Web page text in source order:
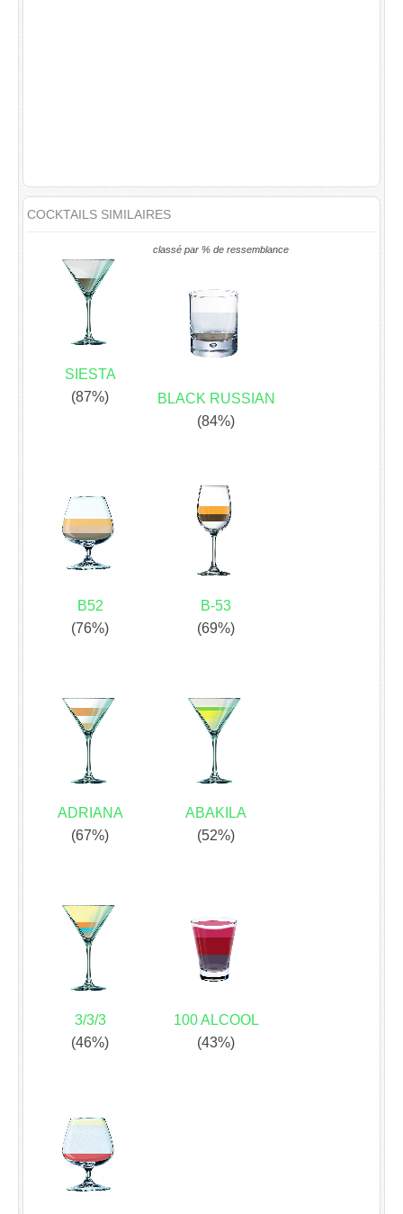
COCKTAILS SIMILAIRES
classé par % de ressemblance
SIESTA
(87%)
BLACK RUSSIAN
(84%)
B52
(76%)
B-53
(69%)
ADRIANA
(67%)
ABAKILA
(52%)
3/3/3
(46%)
100 ALCOOL
(43%)